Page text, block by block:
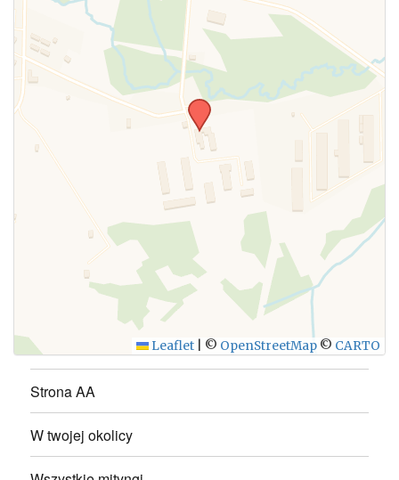
WYŚLIJ
Leaflet © OpenStreetMap © CARTO
Strona AA
W twojej okolicy